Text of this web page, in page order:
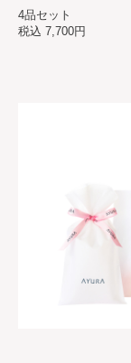
4品セット
税込 7,700円